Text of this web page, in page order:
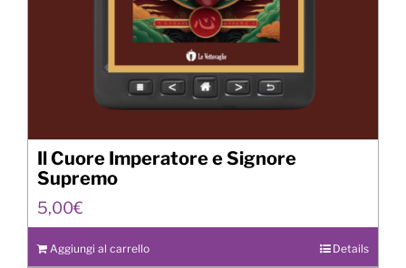
Il Cuore Imperatore e Signore
Supremo
5,00€
Aggiungi al carrello Details